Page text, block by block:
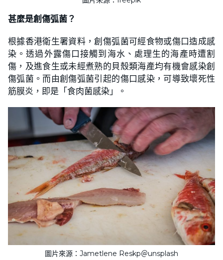
甚麼是創傷弧菌？
根據香港衛生署資料，創傷弧菌可經食物或傷口造成感
染。透過外露傷口接觸到海水、處理生的海產時遭割
傷，及進食生或未經煮熟的貝殼類海產均有機會感染創
傷弧菌。而由創傷弧菌引起的傷口感染，可導致壞死性
筋膜炎，即是「食肉菌感染」。
圖片來源：Jametlene Reskp＠unsplash